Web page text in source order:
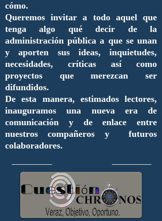
cómo.
Queremos invitar a todo aquel que
tenga algo qué decir de la
administración pública a que se unan
y aporten sus ideas, inquietudes,
necesidades, críticas así como
proyectos que merezcan ser
difundidos.
De esta manera, estimados lectores,
inauguramos una nueva era de
comunicación y de enlace entre
nuestros compañeros y futuros
colaboradores.